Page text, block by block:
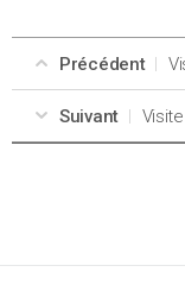
Précédent
Suivant